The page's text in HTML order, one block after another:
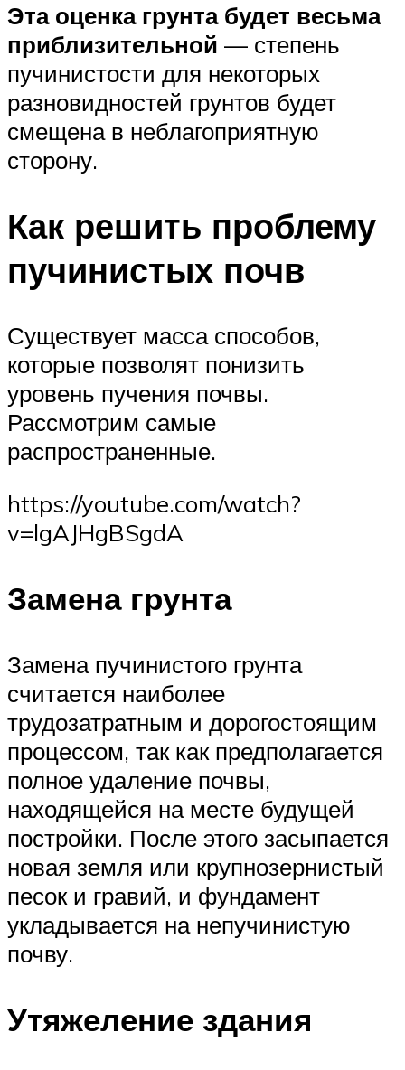
Эта оценка грунта будет весьма
приблизительной — степень
пучинистости для некоторых
разновидностей грунтов будет
смещена в неблагоприятную
сторону.
Как решить проблему
пучинистых почв
Существует масса способов,
которые позволят понизить
уровень пучения почвы.
Рассмотрим самые
распространенные.
https://youtube.com/watch?
v=lgAJHgBSgdA
Замена грунта
Замена пучинистого грунта
считается наиболее
трудозатратным и дорогостоящим
процессом, так как предполагается
полное удаление почвы,
находящейся на месте будущей
постройки. После этого засыпается
новая земля или крупнозернистый
песок и гравий, и фундамент
укладывается на непучинистую
почву.
Утяжеление здания